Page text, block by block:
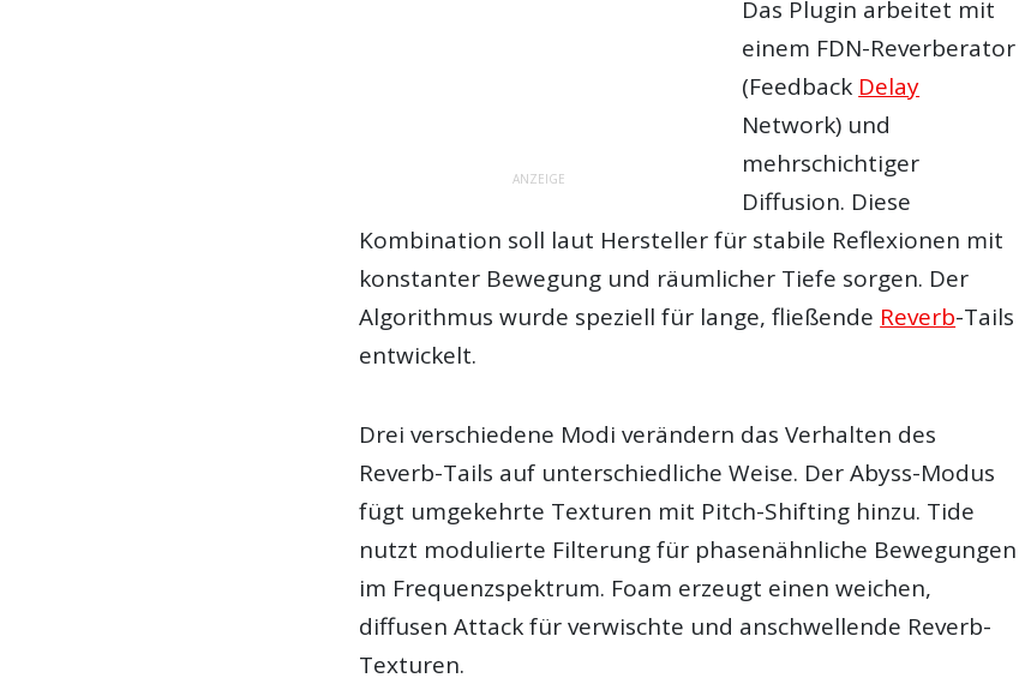
ANZEIGE
Das Plugin arbeitet mit
einem FDN-Reverberator
(Feedback Delay
Network) und
mehrschichtiger
Diffusion. Diese
Kombination soll laut Hersteller für stabile Reflexionen mit
konstanter Bewegung und räumlicher Tiefe sorgen. Der
Algorithmus wurde speziell für lange, fließende Reverb-Tails
entwickelt.
Drei verschiedene Modi verändern das Verhalten des
Reverb-Tails auf unterschiedliche Weise. Der Abyss-Modus
fügt umgekehrte Texturen mit Pitch-Shifting hinzu. Tide
nutzt modulierte Filterung für phasenähnliche Bewegungen
im Frequenzspektrum. Foam erzeugt einen weichen,
diffusen Attack für verwischte und anschwellende Reverb-
Texturen.